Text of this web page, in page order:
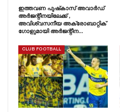
ഇത്തവണ പുഷ്‌കാസ് അവാർഡ്
അർജന്റീനയിലേക്ക് ,
അവിശ്വസനീയ അക്രോബാറ്റിക്
ഗോളുമായി അർജന്റീന…
CLUB FOOTBALL